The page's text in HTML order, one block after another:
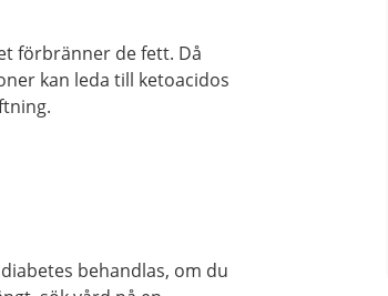
förbränner de fett. Då
kan leda till ketoacidos
behandlas, om du